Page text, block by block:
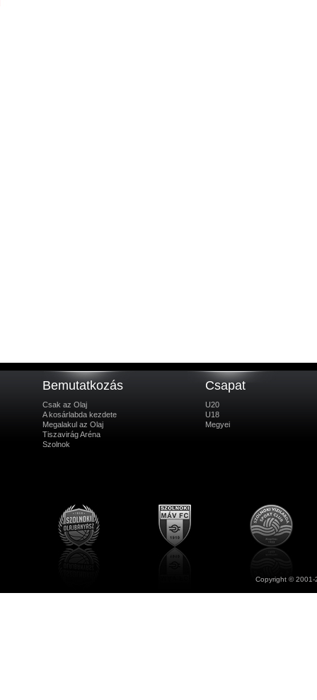
Bemutatkozás
Csak az Olaj
A kosárlabda kezdete
Megalakul az Olaj
Tiszavirág Aréna
Szolnok
Csapat
U20
U18
Megyei
Copyright ©